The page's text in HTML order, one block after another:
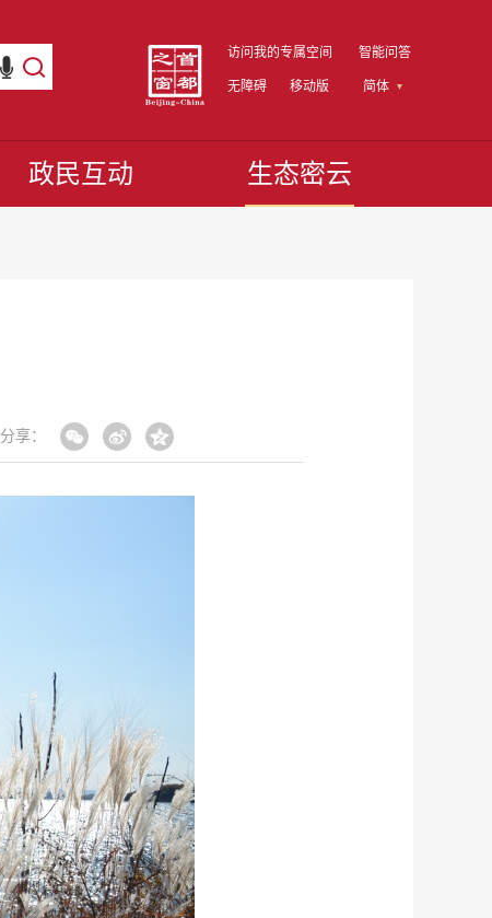
访问我的专属空间 智能问答
无障碍 移动版 简体
政民互动 生态密云
分享：